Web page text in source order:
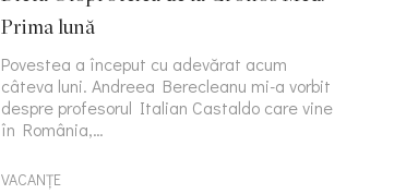
Prima lună
Povestea a început cu adevărat acum
câteva luni. Andreea Berecleanu mi-a vorbit
despre profesorul Italian Castaldo care vine
în România,…
VACANȚE